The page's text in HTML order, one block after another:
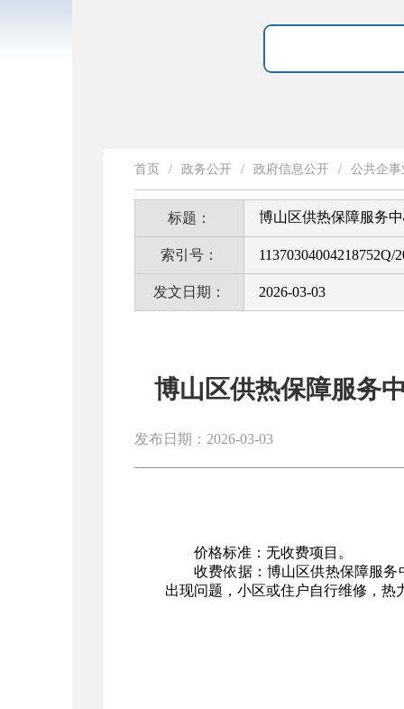
首页 / 政务公开 / 政府信息公开 / 公共企
标题： 博山区供热保障服务
索引号： 11370304004218752Q/
发文日期： 2026-03-03
博山区供热保障服务
发布日期：2026-03-03
价格标准：无收费项目。
收费依据：博山区供热保障服
出现问题，小区或住户自行维修，热